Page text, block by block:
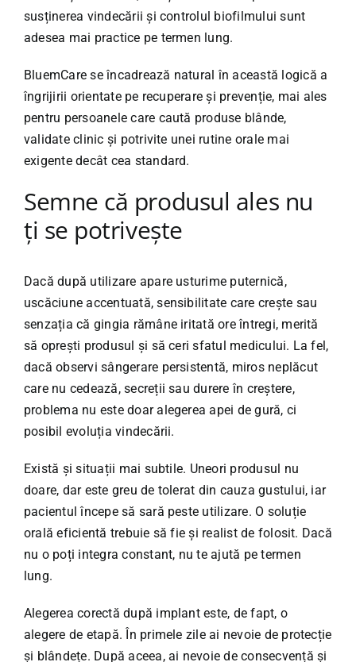
susținerea vindecării și controlul biofilmului sunt
adesea mai practice pe termen lung.
BluemCare se încadrează natural în această logică a
îngrijirii orientate pe recuperare și prevenție, mai ales
pentru persoanele care caută produse blânde,
validate clinic și potrivite unei rutine orale mai
exigente decât cea standard.
Semne că produsul ales nu
ți se potrivește
Dacă după utilizare apare usturime puternică,
uscăciune accentuată, sensibilitate care crește sau
senzația că gingia rămâne iritată ore întregi, merită
să oprești produsul și să ceri sfatul medicului. La fel,
dacă observi sângerare persistentă, miros neplăcut
care nu cedează, secreții sau durere în creștere,
problema nu este doar alegerea apei de gură, ci
posibil evoluția vindecării.
Există și situații mai subtile. Uneori produsul nu
doare, dar este greu de tolerat din cauza gustului, iar
pacientul începe să sară peste utilizare. O soluție
orală eficientă trebuie să fie și realist de folosit. Dacă
nu o poți integra constant, nu te ajută pe termen
lung.
Alegerea corectă după implant este, de fapt, o
alegere de etapă. În primele zile ai nevoie de protecție
și blândețe. După aceea, ai nevoie de consecvență și